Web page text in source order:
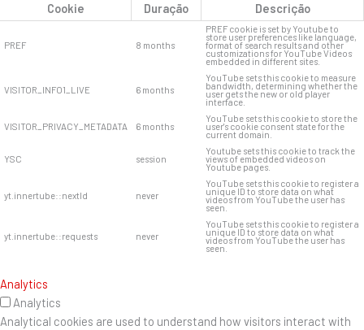
Cookie
Duração Descrição
PREF 8 months
PREF cookie is set by Youtube to
store user preferences like language,
format of search results and other
customizations for YouTube Videos
embedded in different sites.
VISITOR_INFO1_LIVE 6 months
YouTube sets this cookie to measure
bandwidth, determining whether the
user gets the new or old player
interface.
VISITOR_PRIVACY_METADATA 6 months
YouTube sets this cookie to store the
user's cookie consent state for the
current domain.
YSC session
Youtube sets this cookie to track the
views of embedded videos on
Youtube pages.
yt.innertube::nextId never
YouTube sets this cookie to register a
unique ID to store data on what
videos from YouTube the user has
seen.
yt.innertube::requests never
YouTube sets this cookie to register a
unique ID to store data on what
videos from YouTube the user has
seen.
Analytics
Analytics
Analytical cookies are used to understand how visitors interact with